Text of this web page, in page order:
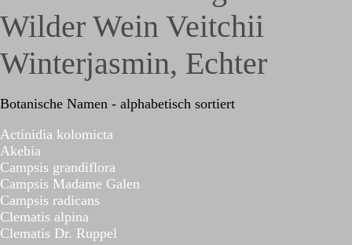
Wilder Wein Veitchii
Winterjasmin, Echter
Botanische Namen - alphabetisch sortiert
Actinidia kolomicta
Akebia
Campsis grandiflora
Campsis Madame Galen
Campsis radicans
Clematis alpina
Clematis Dr. Ruppel